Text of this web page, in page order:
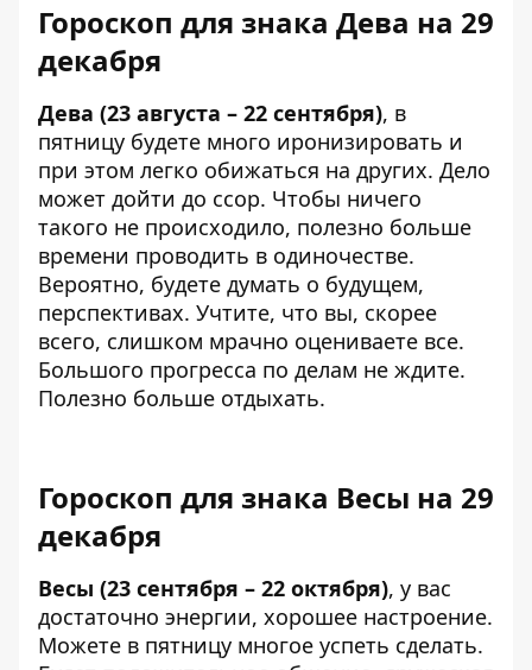
Гороскоп для знака Дева на 29
декабря
Дева (23 августа – 22 сентября), в
пятницу будете много иронизировать и
при этом легко обижаться на других. Дело
может дойти до ссор. Чтобы ничего
такого не происходило, полезно больше
времени проводить в одиночестве.
Вероятно, будете думать о будущем,
перспективах. Учтите, что вы, скорее
всего, слишком мрачно оцениваете все.
Большого прогресса по делам не ждите.
Полезно больше отдыхать.
Гороскоп для знака Весы на 29
декабря
Весы (23 сентября – 22 октября), у вас
достаточно энергии, хорошее настроение.
Можете в пятницу многое успеть сделать.